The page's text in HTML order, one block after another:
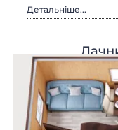
Детальніше...